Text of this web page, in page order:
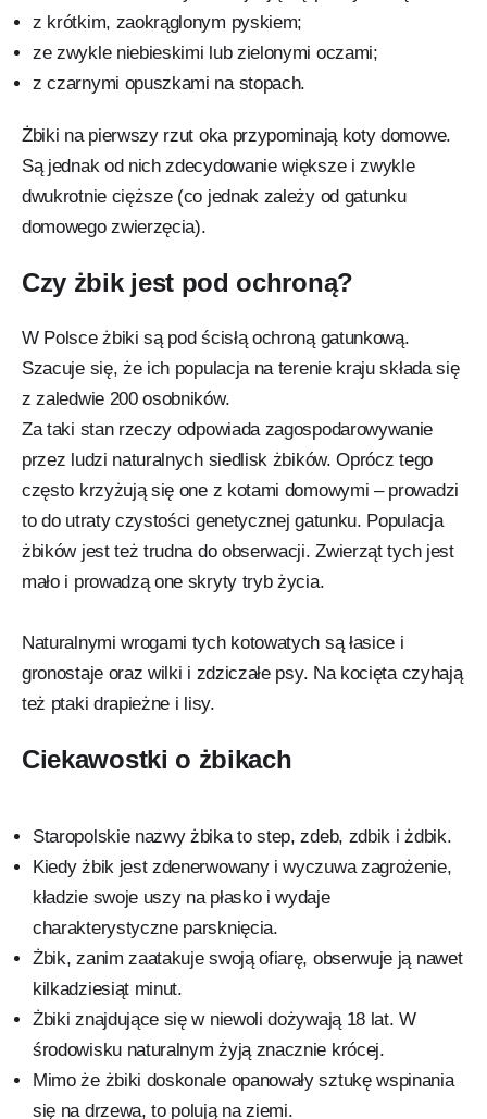
z krótkim, zaokrąglonym pyskiem;
ze zwykle niebieskimi lub zielonymi oczami;
z czarnymi opuszkami na stopach.
Żbiki na pierwszy rzut oka przypominają koty domowe.
Są jednak od nich zdecydowanie większe i zwykle
dwukrotnie cięższe (co jednak zależy od gatunku
domowego zwierzęcia).
Czy żbik jest pod ochroną?
W Polsce żbiki są pod ścisłą ochroną gatunkową.
Szacuje się, że ich populacja na terenie kraju składa się
z zaledwie 200 osobników.
Za taki stan rzeczy odpowiada zagospodarowywanie
przez ludzi naturalnych siedlisk żbików. Oprócz tego
często krzyżują się one z kotami domowymi – prowadzi
to do utraty czystości genetycznej gatunku. Populacja
żbików jest też trudna do obserwacji. Zwierząt tych jest
mało i prowadzą one skryty tryb życia.
Naturalnymi wrogami tych kotowatych są łasice i
gronostaje oraz wilki i zdziczałe psy. Na kocięta czyhają
też ptaki drapieżne i lisy.
Ciekawostki o żbikach
Staropolskie nazwy żbika to step, zdeb, zdbik i żdbik.
Kiedy żbik jest zdenerwowany i wyczuwa zagrożenie,
kładzie swoje uszy na płasko i wydaje
charakterystyczne parsknięcia.
Żbik, zanim zaatakuje swoją ofiarę, obserwuje ją nawet
kilkadziesiąt minut.
Żbiki znajdujące się w niewoli dożywają 18 lat. W
środowisku naturalnym żyją znacznie krócej.
Mimo że żbiki doskonale opanowały sztukę wspinania
się na drzewa, to polują na ziemi.